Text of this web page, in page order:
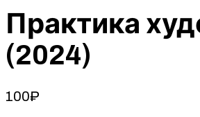
Практика
(2024)
100₽